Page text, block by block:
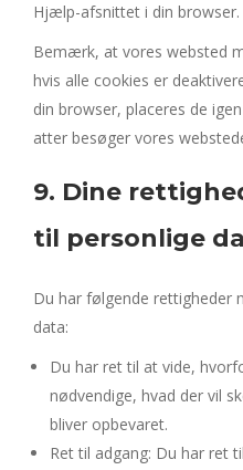
Hjælp-afsnittet i din browser.
Bemærk, at vores websted
hvis alle cookies er
din browser, placeres de
atter besøger vores
9. Dine
til personlige
Du har følgende rettigheder
data:
Du har ret til at vide,
nødvendige, hvad der vil
bliver opbevaret.
Ret til adgang: Du har ret